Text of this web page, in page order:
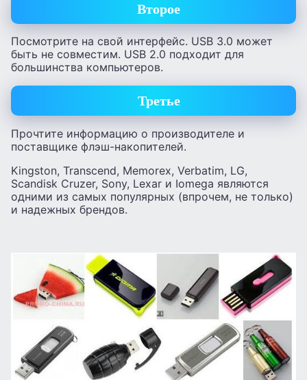
Второе
Посмотрите на свой интерфейс. USB 3.0 может
быть не совместим. USB 2.0 подходит для
большинства компьютеров.
Третье
Прочтите информацию о производителе и
поставщике флэш-накопителей.
Kingston, Transcend, Memorex, Verbatim, LG,
Scandisk Cruzer, Sony, Lexar и Iomega являются
одними из самых популярных (впрочем, не только)
и надежных брендов.